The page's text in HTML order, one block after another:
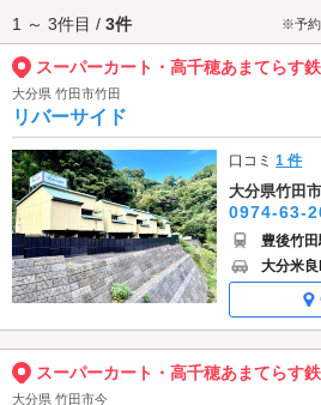
1 ～ 3件目 / 3件 ※予約
スーパーカート・高千穂あまてらす
大分県 竹田市竹田
リバーサイド
口コミ1 件
大分県竹田
0974-63-
豊後竹
大分米
スーパーカート・高千穂あまてらす
大分県 竹田市今